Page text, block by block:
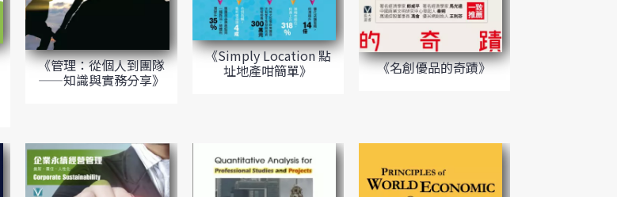
《管理：從個人到團隊
——知識與實務分享》
《Simply Location 點
址地產咁簡單》 《名創優品的奇蹟》